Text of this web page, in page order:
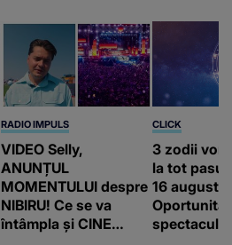
RADIO IMPULS
VIDEO Selly,
ANUNȚUL
MOMENTULUI despre
NIBIRU! Ce se va
întâmpla și CINE
CLICK
3 zodii vor
la tot pasul
16 august.